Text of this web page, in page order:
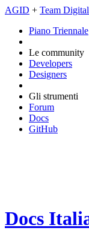
AGID + Team
Piano Triennale
Le community
Developers
Designers
Gli strumenti
Forum
Docs
GitHub
Docs